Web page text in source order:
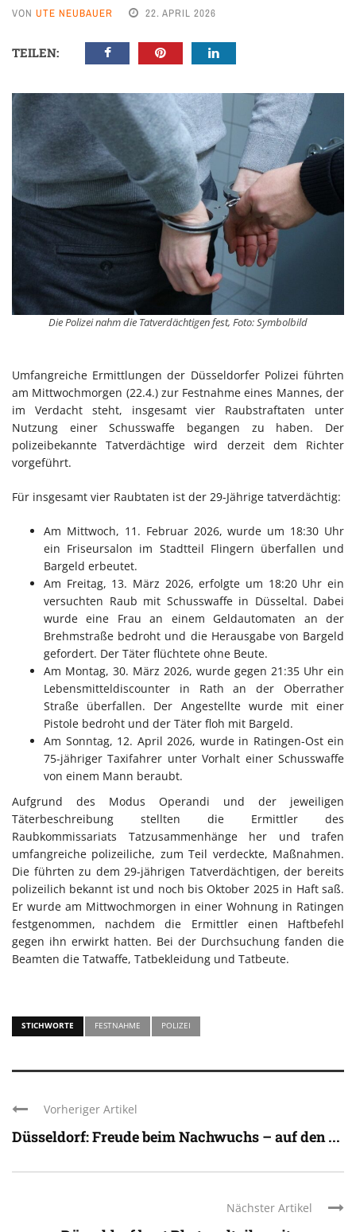
VON UTE NEUBAUER 22. APRIL 2026
TEILEN:
Die Polizei nahm die Tatverdächtigen fest, Foto: Symbolbild
Umfangreiche Ermittlungen der Düsseldorfer Polizei führten
am Mittwochmorgen (22.4.) zur Festnahme eines Mannes, der
im Verdacht steht, insgesamt vier Raubstraftaten unter
Nutzung einer Schusswaffe begangen zu haben. Der
polizeibekannte Tatverdächtige wird derzeit dem Richter
vorgeführt.
Für insgesamt vier Raubtaten ist der 29-Jährige tatverdächtig:
Am Mittwoch, 11. Februar 2026, wurde um 18:30 Uhr
ein Friseursalon im Stadtteil Flingern überfallen und
Bargeld erbeutet.
Am Freitag, 13. März 2026, erfolgte um 18:20 Uhr ein
versuchten Raub mit Schusswaffe in Düsseltal. Dabei
wurde eine Frau an einem Geldautomaten an der
Brehmstraße bedroht und die Herausgabe von Bargeld
gefordert. Der Täter flüchtete ohne Beute.
Am Montag, 30. März 2026, wurde gegen 21:35 Uhr ein
Lebensmitteldiscounter in Rath an der Oberrather
Straße überfallen. Der Angestellte wurde mit einer
Pistole bedroht und der Täter floh mit Bargeld.
Am Sonntag, 12. April 2026, wurde in Ratingen-Ost ein
75-jähriger Taxifahrer unter Vorhalt einer Schusswaffe
von einem Mann beraubt.
Aufgrund des Modus Operandi und der jeweiligen
Täterbeschreibung stellten die Ermittler des
Raubkommissariats Tatzusammenhänge her und trafen
umfangreiche polizeiliche, zum Teil verdeckte, Maßnahmen.
Die führten zu dem 29-jährigen Tatverdächtigen, der bereits
polizeilich bekannt ist und noch bis Oktober 2025 in Haft saß.
Er wurde am Mittwochmorgen in einer Wohnung in Ratingen
festgenommen, nachdem die Ermittler einen Haftbefehl
gegen ihn erwirkt hatten. Bei der Durchsuchung fanden die
Beamten die Tatwaffe, Tatbekleidung und Tatbeute.
STICHWORTE FESTNAHME POLIZEI
Vorheriger Artikel
Düsseldorf: Freude beim Nachwuchs – auf den ...
Nächster Artikel